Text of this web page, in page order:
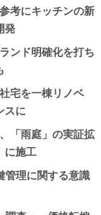
考にキッチンの新
発
ンド明確化を打ち
宅を一棟リノベ
スに
「雨庭」の実証拡
に施工
管理に関する意識